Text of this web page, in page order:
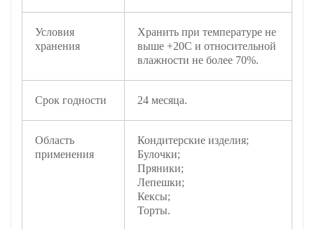
Условия
хранения
Хранить при температуре не
выше +20С и относительной
влажности не более 70%.
Срок годности 24 месяца.
Область
применения
Кондитерские изделия;
Булочки;
Пряники;
Лепешки;
Кексы;
Торты.